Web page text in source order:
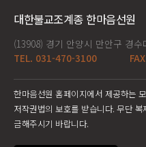
대한불교조계종 한마음선원
(13908) 경기 안양시 만안구 경수
TEL. 031-470-3100
한마음선원 홈페이지에서 제공하는
저작권법의 보호를 받습니다. 무단
금해주시기 바랍니다.